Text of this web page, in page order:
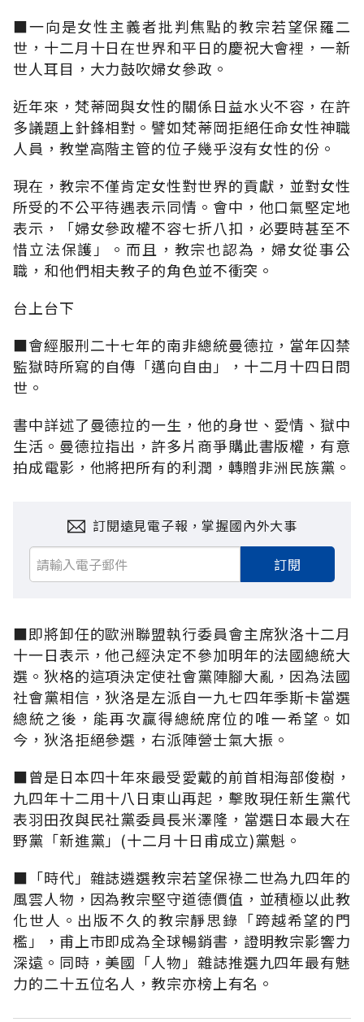
■一向是女性主義者批判焦點的教宗若望保羅二
世，十二月十日在世界和平日的慶祝大會裡，一新
世人耳目，大力鼓吹婦女參政。
近年來，梵蒂岡與女性的關係日益水火不容，在許
多議題上針鋒相對。譬如梵蒂岡拒絕任命女性神職
人員，教堂高階主管的位子幾乎沒有女性的份。
現在，教宗不僅肯定女性對世界的貢獻，並對女性
所受的不公平待遇表示同情。會中，他口氣堅定地
表示，「婦女參政權不容七折八扣，必要時甚至不
惜立法保護」。而且，教宗也認為，婦女從事公
職，和他們相夫教子的角色並不衝突。
台上台下
■會經服刑二十七年的南非總統曼德拉，當年囚禁
監獄時所寫的自傳「邁向自由」，十二月十四日問
世。
書中詳述了曼德拉的一生，他的身世、愛情、獄中
生活。曼德拉指出，許多片商爭購此書版權，有意
拍成電影，他將把所有的利潤，轉贈非洲民族黨。
訂閱遠見電子報，掌握國內外大事
訂閱
■即將卸任的歐洲聯盟執行委員會主席狄洛十二月
十一日表示，他己經決定不參加明年的法國總統大
選。狄格的這項決定使社會黨陣腳大亂，因為法國
社會黨相信，狄洛是左派自一九七四年季斯卡當選
總統之後，能再次贏得總統席位的唯一希望。如
今，狄洛拒絕參選，右派陣營士氣大振。
■曾是日本四十年來最受愛戴的前首相海部俊樹，
九四年十二用十八日東山再起，擊敗現任新生黨代
表羽田孜與民社黨委員長米澤隆，當選日本最大在
野黨「新進黨」(十二月十日甫成立)黨魁。
■「時代」雜誌遴選教宗若望保祿二世為九四年的
風雲人物，因為教宗堅守道德價值，並積極以此教
化世人。出版不久的教宗靜思錄「跨越希望的門
檻」，甫上市即成為全球暢銷書，證明教宗影響力
深遠。同時，美國「人物」雜誌推選九四年最有魅
力的二十五位名人，教宗亦榜上有名。